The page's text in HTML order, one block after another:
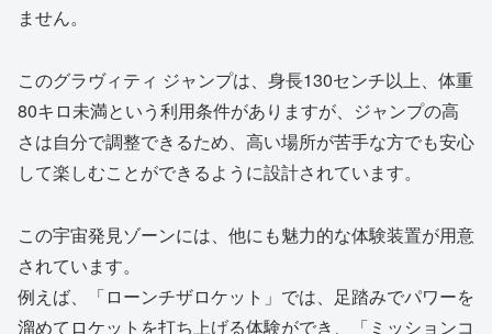
ません。
このグラヴィティ ジャンプは、身長130センチ以上、体重
80キロ未満という利用条件がありますが、ジャンプの高
さは自分で調整できるため、高い場所が苦手な方でも安心
して楽しむことができるように設計されています。
この宇宙発見ゾーンには、他にも魅力的な体験装置が用意
されています。
例えば、「ローンチザロケット」では、足踏みでパワーを
溜めてロケットを打ち上げる体験ができ、「ミッションコ